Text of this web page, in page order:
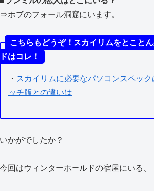
⇒ホブのフォール洞窟にいます。
こちらもどうぞ！スカイリムをとこと
ドはコレ！
・ スカイリムに必要なパソコンスペック
ッチ版との違いは
いかがでしたか？
今回はウィンターホールドの宿屋にいる、